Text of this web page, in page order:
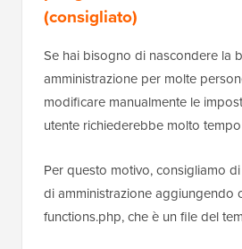
(consigliato)
Se hai bisogno di nascondere la
amministrazione per molte
modificare manualmente le
utente richiederebbe molto
Per questo motivo, consigliamo
di amministrazione aggiungendo
functions.php, che è un file del